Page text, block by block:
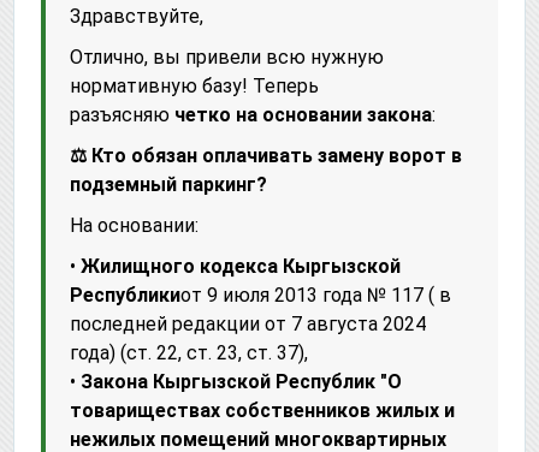
Здравствуйте,
Отлично, вы привели всю нужную
нормативную базу! Теперь
разъясняю четко на основании закона:
⚖️ Кто обязан оплачивать замену ворот в
подземный паркинг?
На основании:
• Жилищного кодекса Кыргызской
Республикиот 9 июля 2013 года № 117 ( в
последней редакции от 7 августа 2024
года) (ст. 22, ст. 23, ст. 37),
• Закона Кыргызской Республик "О
товариществах собственников жилых и
нежилых помещений многоквартирных